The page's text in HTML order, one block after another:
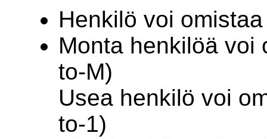
Henkilö voi
Monta henkilöä voi
to-M)
Usea henkilö voi
to-1)